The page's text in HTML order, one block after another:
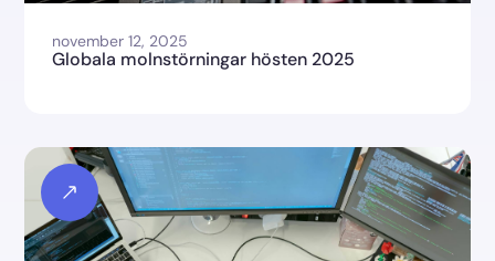
november 12, 2025
Globala molnstörningar hösten 2025